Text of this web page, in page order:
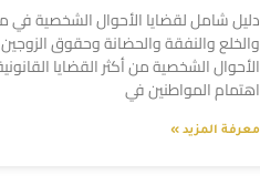
دليل شامل لقضايا الأحوال الشخصية في
والخلع والنفقة والحضانة وحقوق
الأحوال الشخصية من أكثر القضايا
اهتمام المواطنين في
معرفة المزيد »